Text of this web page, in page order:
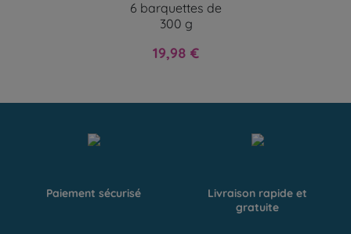
6 barquettes de
300 g
Prix
19,98 €
Paiement sécurisé
Livraison rapide et
gratuite